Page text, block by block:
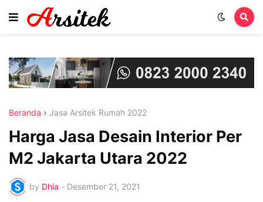
Beranda Jasa Arsitek Rumah 2022
Harga Jasa Desain Interior Per
M2 Jakarta Utara 2022
by Dhia - Desember 21, 2021